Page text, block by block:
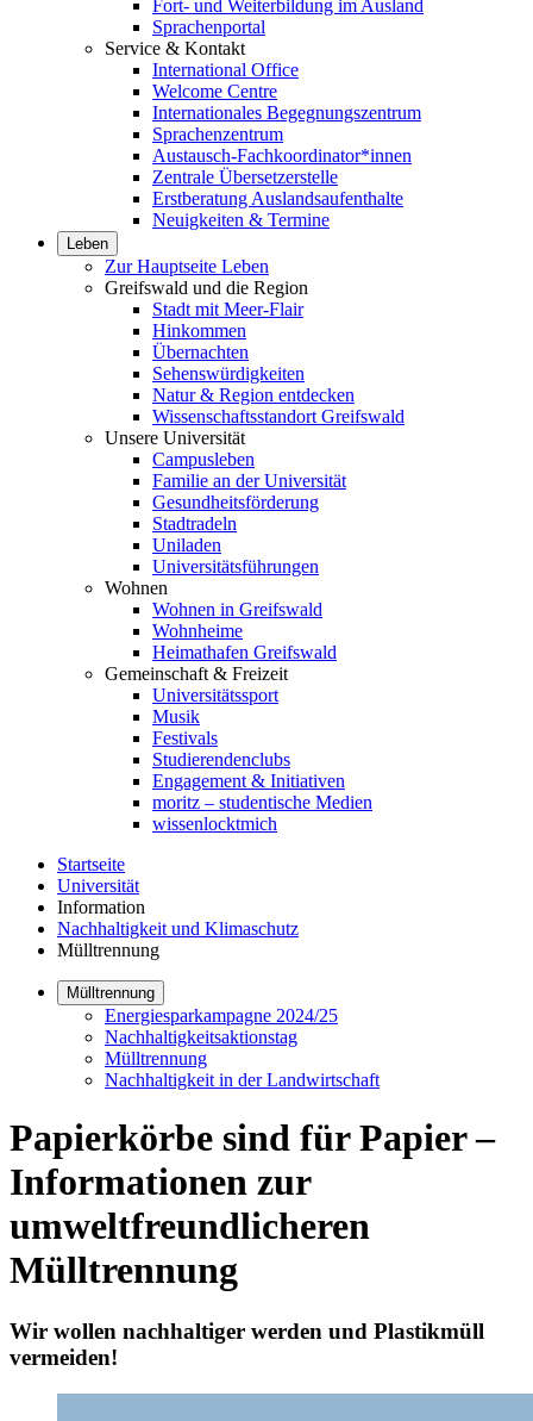
Fort- und Weiterbildung im Ausland
Sprachenportal
Service & Kontakt
International Office
Welcome Centre
Internationales Begegnungszentrum
Sprachenzentrum
Austausch-Fachkoordinator*innen
Zentrale Übersetzerstelle
Erstberatung Auslandsaufenthalte
Neuigkeiten & Termine
Leben
Zur Hauptseite Leben
Greifswald und die Region
Stadt mit Meer-Flair
Hinkommen
Übernachten
Sehenswürdigkeiten
Natur & Region entdecken
Wissenschaftsstandort Greifswald
Unsere Universität
Campusleben
Familie an der Universität
Gesundheitsförderung
Stadtradeln
Uniladen
Universitätsführungen
Wohnen
Wohnen in Greifswald
Wohnheime
Heimathafen Greifswald
Gemeinschaft & Freizeit
Universitätssport
Musik
Festivals
Studierendenclubs
Engagement & Initiativen
moritz – studentische Medien
wissenlocktmich
Startseite
Universität
Information
Nachhaltigkeit und Klimaschutz
Mülltrennung
Mülltrennung
Energiesparkampagne 2024/25
Nachhaltigkeitsaktionstag
Mülltrennung
Nachhaltigkeit in der Landwirtschaft
Papierkörbe sind für Papier –
Informationen zur
umweltfreundlicheren
Mülltrennung
Wir wollen nachhaltiger werden und Plastikmüll
vermeiden!